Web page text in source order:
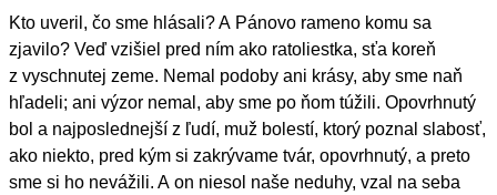
Kto uveril, čo sme hlásali? A Pánovo rameno komu sa
zjavilo? Veď vzišiel pred ním ako ratoliestka, sťa koreň
z vyschnutej zeme. Nemal podoby ani krásy, aby sme naň
hľadeli; ani výzor nemal, aby sme po ňom túžili. Opovrhnutý
bol a najposlednejší z ľudí, muž bolestí, ktorý poznal slabosť,
ako niekto, pred kým si zakrývame tvár, opovrhnutý, a preto
sme si ho nevážili. A on niesol naše neduhy, vzal na seba